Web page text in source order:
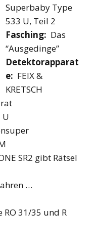
Superbaby Type
533 U, Teil 2
Fasching: Das
“Ausgedinge”
Detektorapparat
e: FEIX &
KRETSCH
U
SR2 gibt Rätsel
…
RO 31/35 und R